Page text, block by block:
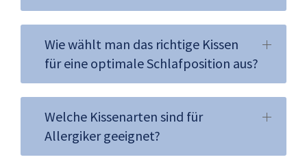
Wie wählt man das richtige Kissen
für eine optimale Schlafposition aus?
Welche Kissenarten sind für
Allergiker geeignet?